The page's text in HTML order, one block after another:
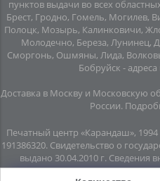
пунктов выдачи во всех
Брест, Гродно, Гомель, Могилев,
Полоцк, Мозырь, Калинковичи,
Молодечно, Береза, Лунинец,
Сморгонь, Ошмяны, Лида,
Бобруйск -
Доставка в Москву и Московскую
Росcии.
Печатный центр «Карандаш»,
191386320. Свидетельство о
выдано 30.04.2010 г. Сведения
08.06.2015г. (свидетельство